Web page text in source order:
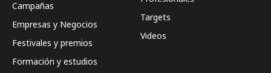
Campañas
Empresas y Negocios
Festivales y premios
Formación y estudios
Targets
Videos